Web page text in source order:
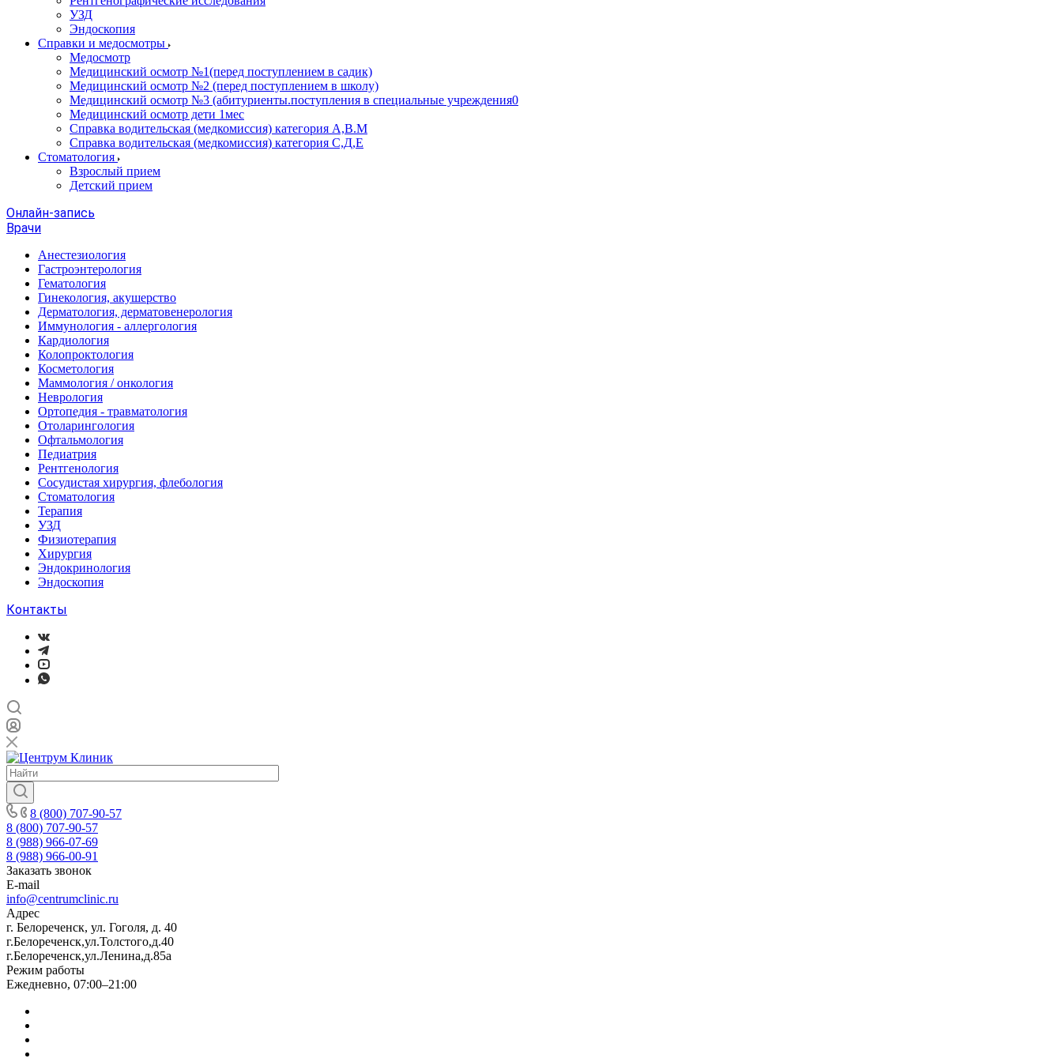
УЗД
Эндоскопия
Справки и медосмотры
Медосмотр
Медицинский осмотр №1(перед поступлением в садик)
Медицинский осмотр №2 (перед поступлением в школу)
Медицинский осмотр №3 (абитуриенты.поступления в специальные учреждения0
Медицинский осмотр дети 1мес
Справка водительская (медкомиссия) категория А,В.М
Справка водительская (медкомиссия) категория С,Д,Е
Стоматология
Взрослый прием
Детский прием
Онлайн-запись
Врачи
Анестезиология
Гастроэнтерология
Гематология
Гинекология, акушерство
Дерматология, дерматовенерология
Иммунология - аллергология
Кардиология
Колопроктология
Косметология
Маммология / онкология
Неврология
Ортопедия - травматология
Отоларингология
Офтальмология
Педиатрия
Рентгенология
Сосудистая хирургия, флебология
Стоматология
Терапия
УЗД
Физиотерапия
Хирургия
Эндокринология
Эндоскопия
Контакты
8 (800) 707-90-57
8 (800) 707-90-57
8 (988) 966-07-69
8 (988) 966-00-91
Заказать звонок
E-mail
info@centrumclinic.ru
Адрес
г. Белореченск, ул. Гоголя, д. 40
г.Белореченск,ул.Толстого,д.40
г.Белореченск,ул.Ленина,д.85а
Режим работы
Ежедневно, 07:00–21:00